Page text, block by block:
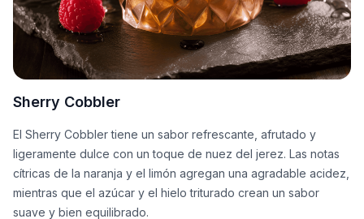
Sherry Cobbler
El Sherry Cobbler tiene un sabor refrescante, afrutado y
ligeramente dulce con un toque de nuez del jerez. Las notas
cítricas de la naranja y el limón agregan una agradable acidez,
mientras que el azúcar y el hielo triturado crean un sabor
suave y bien equilibrado.